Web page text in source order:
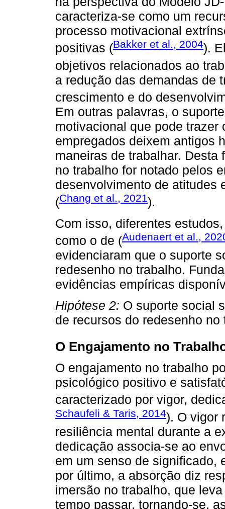
caracteriza-se como um
processo motivacional
positivas (Bakker et al., 2004).
objetivos relacionados ao
a redução das demandas de
crescimento e do
Em outras palavras, o
motivacional que pode
empregados deixem antigos
maneiras de trabalhar.
no trabalho for notado pelos
desenvolvimento de atitudes
(Chang et al., 2021).
Com isso, diferentes
como o de (Audenaert et al.,
evidenciaram que o suporte
redesenho no trabalho.
evidências empíricas
Hipótese 2: O suporte social
de recursos do redesenho no
O Engajamento no
O engajamento no trabalho
psicológico positivo e
caracterizado por vigor,
Schaufeli & Taris, 2014). O vigor
resiliência mental durante a
dedicação associa-se ao
em um senso de significado,
por último, a absorção diz
imersão no trabalho, que
tempo passar, tornando-se,